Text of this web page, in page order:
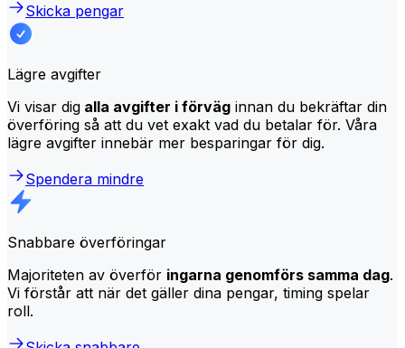
Skicka pengar
Lägre avgifter
Vi visar dig alla avgifter i förväg innan du bekräftar din
överföring så att du vet exakt vad du betalar för. Våra
lägre avgifter innebär mer besparingar för dig.
Spendera mindre
Snabbare överföringar
Majoriteten av överför ingarna genomförs samma dag.
Vi förstår att när det gäller dina pengar, timing spelar
roll.